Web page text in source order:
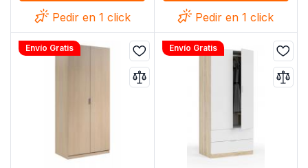
Pedir en 1 click Pedir en 1 click
Envío Gratis Envío Gratis